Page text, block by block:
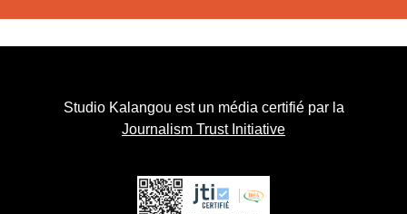
Studio Kalangou est un média certifié par la
Journalism Trust Initiative